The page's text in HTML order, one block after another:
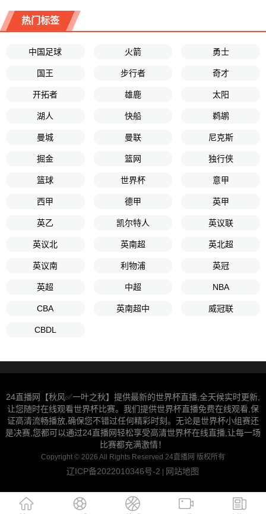
热门标签
中国足球 火箭 勇士
国王 步行者 奇才
开拓者 雄鹿 太阳
湖人 快船 鹈鹕
曼城 曼联 尼克斯
掘金 篮网 独行侠
篮球 世界杯 意甲
西甲 德甲 英甲
英乙 凯尔特人 英议联
英议北 英南超 英北超
英议南 利物浦 英冠
英超 中超 NBA
CBA 英南超中 威冠联
CBDL
24直播网【秋风✅一叶之秋】提供最新的世界杯直播,全天候实时更新,
让您随时在线观看世界杯比赛。我们提供世界杯直播免费在线观看,保
证高清流畅播放,确保您不错过任何精彩时刻。无论是世界杯小组赛还
是决赛,您都可以通过24直播网轻松享受高清世界杯在线直播,让每一场
比赛都充满激情！
Copyright © 2026 All Rights Reserved 24直播网 版权所有
辽ICP备2022010346号-2 | 网站地图